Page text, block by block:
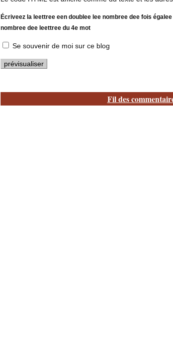
Écriveez la leettree een doublee lee nombree dee fois égalee
nombree dee leettree du 4e mot
Se souvenir de moi sur ce blog
Fil des